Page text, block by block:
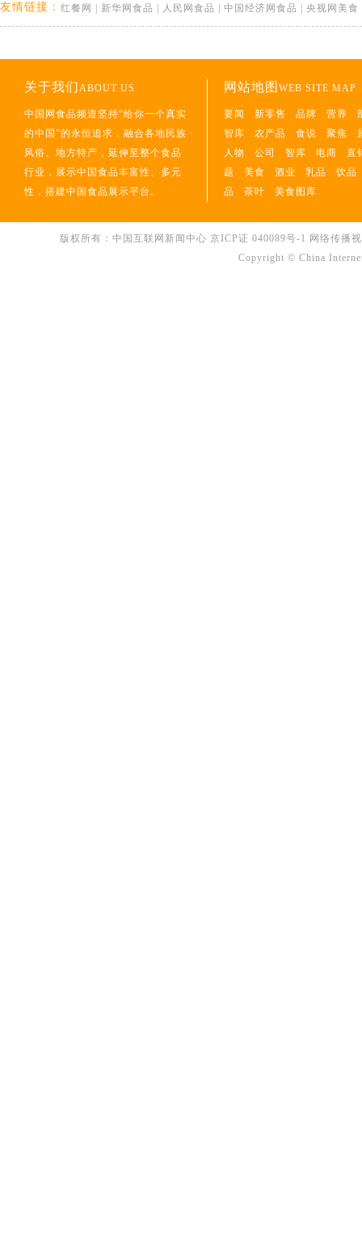
友情链接： 红餐网 新华网食品 人民网食品 中国经济网食品 央视网美食
关于我们ABOUT US
中国网食品频道坚持“给你一个真实
的中国”的永恒追求，融合各地民族
风俗、地方特产，延伸至整个食品
行业，展示中国食品丰富性、多元
性，搭建中国食品展示平台。
网站地图 WEB SITE MAP
要闻 新零售 品牌 营养
智库
农产品 食说 聚焦
人物
公司 智库 电商
直
题
美食 酒业 乳品
饮品
品
茶叶 美食图库
版权所有：中国互联网新闻中心 京ICP证 040089号-1 网络传播
Copyright © China